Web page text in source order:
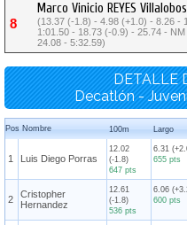
8
Marco Vinicio REYES Villalobos
(13.37 (-1.8) - 4.98 (+1.0) - 8.26 -
1:01.50 - 18.73 (-0.9) - 25.74 - NM
24.08 - 5:32.59)
DETALLE
Decatlón -
Pos Nombre 100m Largo
1 Luis Diego Porras
12.02
(-1.8)
647 pts
6.31
655 pts
2
Cristopher
Hernandez
12.61
(-1.8)
536 pts
6.06
600 pts